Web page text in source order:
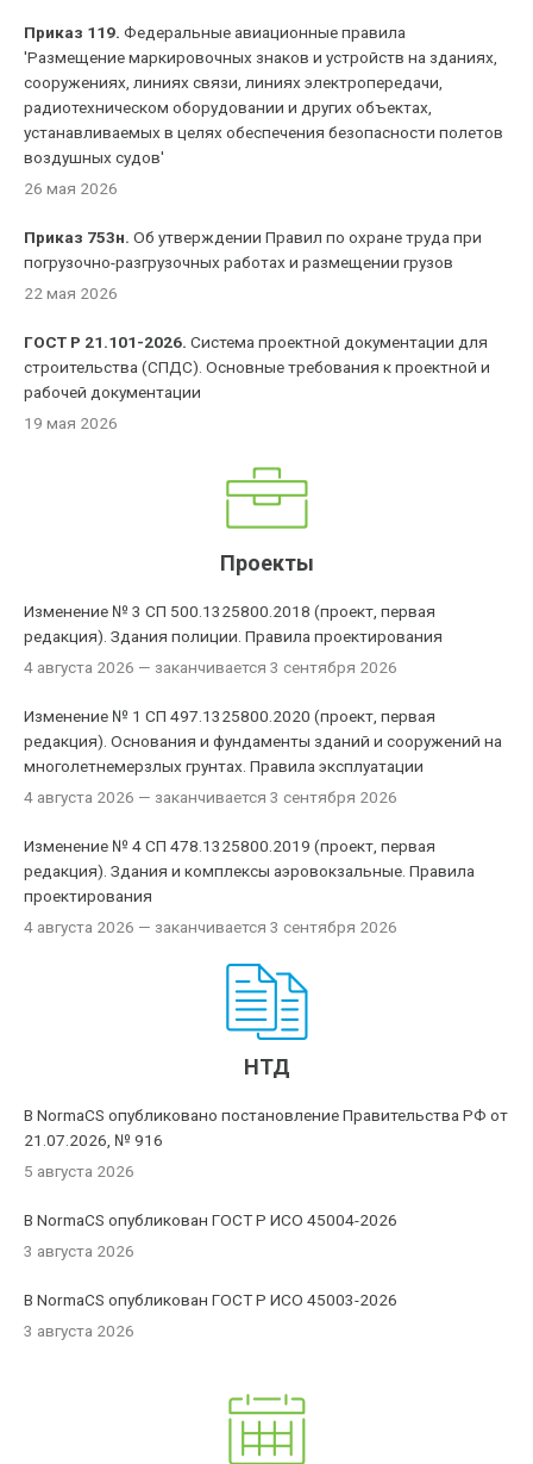
Приказ 119. Федеральные авиационные правила
'Размещение маркировочных знаков и устройств на зданиях,
сооружениях, линиях связи, линиях электропередачи,
радиотехническом оборудовании и других объектах,
устанавливаемых в целях обеспечения безопасности полетов
воздушных судов'
26 мая 2026
Приказ 753н. Об утверждении Правил по охране труда при
погрузочно-разгрузочных работах и размещении грузов
22 мая 2026
ГОСТ Р 21.101-2026. Система проектной документации для
строительства (СПДС). Основные требования к проектной и
рабочей документации
19 мая 2026
Проекты
Изменение № 3 СП 500.1325800.2018 (проект, первая
редакция). Здания полиции. Правила проектирования
4 августа 2026 — заканчивается 3 сентября 2026
Изменение № 1 СП 497.1325800.2020 (проект, первая
редакция). Основания и фундаменты зданий и сооружений на
многолетнемерзлых грунтах. Правила эксплуатации
4 августа 2026 — заканчивается 3 сентября 2026
Изменение № 4 СП 478.1325800.2019 (проект, первая
редакция). Здания и комплексы аэровокзальные. Правила
проектирования
4 августа 2026 — заканчивается 3 сентября 2026
НТД
В NormaCS опубликовано постановление Правительства РФ от
21.07.2026, № 916
5 августа 2026
В NormaCS опубликован ГОСТ Р ИСО 45004-2026
3 августа 2026
В NormaCS опубликован ГОСТ Р ИСО 45003-2026
3 августа 2026